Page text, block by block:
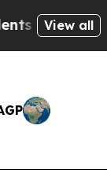
ofView all